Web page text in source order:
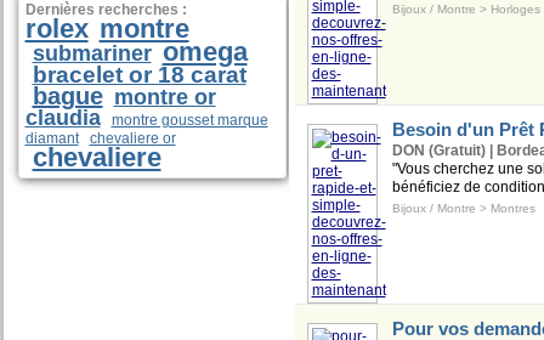
Dernières recherches :
rolex montre
submariner omega
bracelet or 18 carat
bague montre or
claudia
montre gousset marque
diamant
chevaliere or
chevaliere
Bijoux / Montre > Horloges
Besoin d'un Prêt
DON (Gratuit) |
"Vous cherchez une
bénéficiez de
Bijoux / Montre > Montres
Pour vos